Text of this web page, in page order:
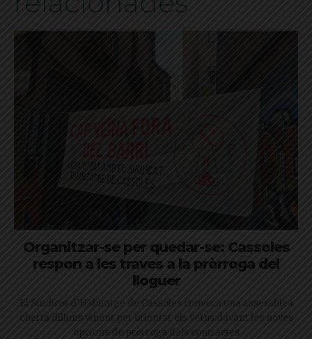
Organitzar-se per quedar-se: Cassoles
respon a les traves a la pròrroga del
lloguer
El Sindicat d’Habitatge de Cassoles convoca una assemblea
oberta dilluns vinent per orientar els veïns davant les noves
opcions de pròrroga dels contractes